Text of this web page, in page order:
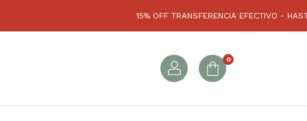
15% OFF TRANSFERENCIA EFECTIVO - HASTA 3
0